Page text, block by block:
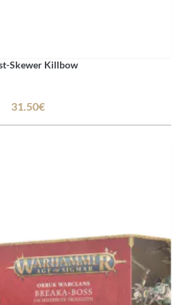
Skewer Killbow
31.50€